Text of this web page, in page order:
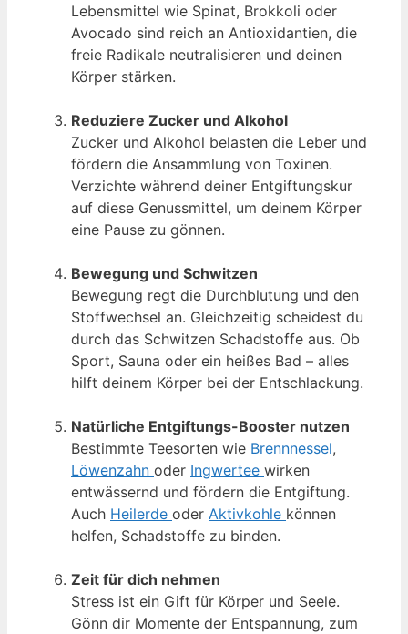
Lebensmittel wie Spinat, Brokkoli oder
Avocado sind reich an Antioxidantien, die
freie Radikale neutralisieren und deinen
Körper stärken.
Reduziere Zucker und Alkohol
Zucker und Alkohol belasten die Leber und
fördern die Ansammlung von Toxinen.
Verzichte während deiner Entgiftungskur
auf diese Genussmittel, um deinem Körper
eine Pause zu gönnen.
Bewegung und Schwitzen
Bewegung regt die Durchblutung und den
Stoffwechsel an. Gleichzeitig scheidest du
durch das Schwitzen Schadstoffe aus. Ob
Sport, Sauna oder ein heißes Bad – alles
hilft deinem Körper bei der Entschlackung.
Natürliche Entgiftungs-Booster nutzen
Bestimmte Teesorten wie Brennnessel,
Löwenzahn oder Ingwertee wirken
entwässernd und fördern die Entgiftung.
Auch Heilerde oder Aktivkohle können
helfen, Schadstoffe zu binden.
Zeit für dich nehmen
Stress ist ein Gift für Körper und Seele.
Gönn dir Momente der Entspannung, zum